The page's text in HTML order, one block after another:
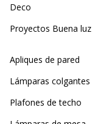
Deco
Proyectos Buena luz
Apliques de pared
Lámparas colgantes
Plafones de techo